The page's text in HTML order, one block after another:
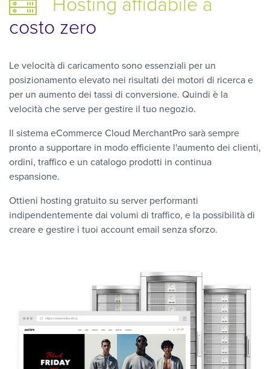
Hosting affidabile a
costo zero
Le velocità di caricamento sono essenziali per un
posizionamento elevato nei risultati dei motori di ricerca e
per un aumento dei tassi di conversione. Quindi è la
velocità che serve per gestire il tuo negozio.
Il sistema eCommerce Cloud MerchantPro sarà sempre
pronto a supportare in modo efficiente l'aumento dei clienti,
ordini, traffico e un catalogo prodotti in continua
espansione.
Ottieni hosting gratuito su server performanti
indipendentemente dai volumi di traffico, e la possibilità di
creare e gestire i tuoi account email senza sforzo.